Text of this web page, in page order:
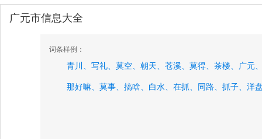
广元市信息大全
词条样例：
青川、 写礼、 莫空、 朝天、 苍溪、 莫得、 茶楼、 广元
那好嘛、 莫事、 搞啥、 白水、 在抓、 同路、 抓子、 洋